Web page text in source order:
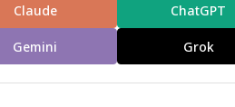
Claude ChatGPT
Gemini Grok